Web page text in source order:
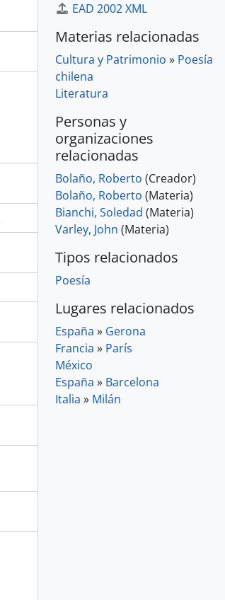
EAD 2002 XML
Materias relacionadas
Cultura y Patrimonio » Poesía
chilena
Literatura
Personas y
organizaciones
relacionadas
Bolaño, Roberto (Creador)
Bolaño, Roberto (Materia)
Bianchi, Soledad (Materia)
Varley, John (Materia)
Tipos relacionados
Poesía
Lugares relacionados
España » Gerona
Francia » París
México
España » Barcelona
Italia » Milán